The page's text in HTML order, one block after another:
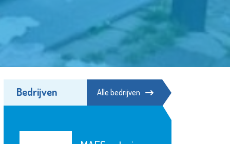
Bedrijven Alle bedrijven
Stroomopwaarts